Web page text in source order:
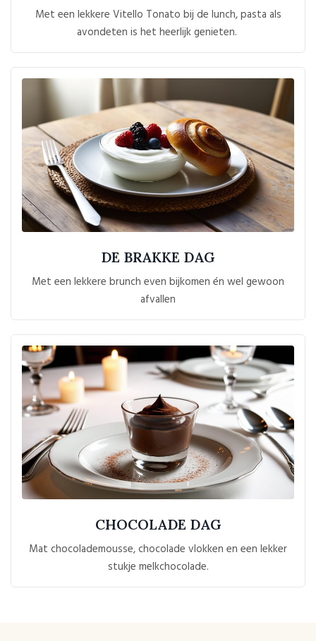
Met een lekkere Vitello Tonato bij de lunch, pasta als
avondeten is het heerlijk genieten.
DE BRAKKE DAG
Met een lekkere brunch even bijkomen én wel gewoon
afvallen
CHOCOLADE DAG
Mat chocolademousse, chocolade vlokken en een lekker
stukje melkchocolade.